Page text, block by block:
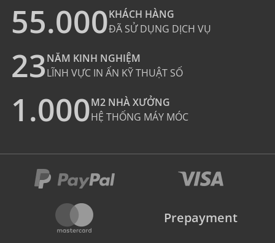
55.000KHÁCH HÀNG
ĐÃ SỬ DỤNG DỊCH VỤ
23NĂM KINH NGHIỆM
LĨNH VỰC IN ẤN KỸ THUẬT SỐ
1.000M2 NHÀ XƯỞNG
HỆ THỐNG MÁY MÓC
Prepayment